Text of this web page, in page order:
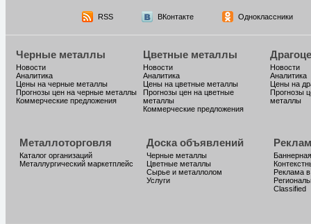
RSS ВКонтакте Одноклассники
Черные металлы
Новости
Аналитика
Цены на черные металлы
Прогнозы цен на черные металлы
Коммерческие предложения
Цветные металлы
Новости
Аналитика
Цены на цветные металлы
Прогнозы цен на цветные
металлы
Коммерческие предложения
Новости
Аналитика
Цены на
Прогнозы
металлы
Металлоторговля
Каталог организаций
Металлургический маркетплейс
Доска объявлений
Черные металлы
Цветные металлы
Сырье и металлолом
Услуги
Реклама
Classified